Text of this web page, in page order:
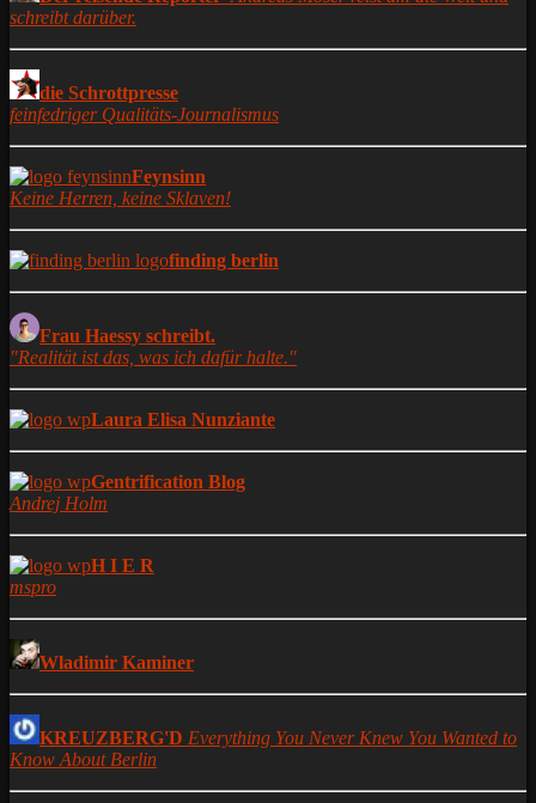
schreibt darüber.
die Schrottpresse
feinfedriger Qualitäts-Journalismus
Feynsinn
Keine Herren, keine Sklaven!
finding berlin
Frau Haessy schreibt.
"Realität ist das, was ich dafür halte."
Laura Elisa Nunziante
Gentrification Blog
Andrej Holm
H I E R
mspro
Wladimir Kaminer
KREUZBERG'D Everything You Never Knew You Wanted to
Know About Berlin